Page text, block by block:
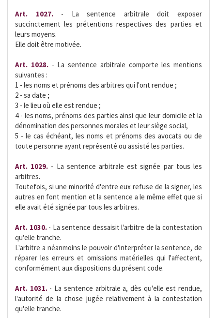
Art. 1027.- La sentence arbitrale doit exposer
succinctement les prétentions respectives des parties et
leurs moyens.
Elle doit être motivée.
Art. 1028. - La sentence arbitrale comporte les mentions
suivantes :
1 - les noms et prénoms des arbitres qui l'ont rendue ;
2 - sa date ;
3 - le lieu où elle est rendue ;
4 - les noms, prénoms des parties ainsi que leur domicile et la
dénomination des personnes morales et leur siège social,
5 - le cas échéant, les noms et prénoms des avocats ou de
toute personne ayant représenté ou assisté les parties.
Art. 1029. - La sentence arbitrale est signée par tous les
arbitres.
Toutefois, si une minorité d'entre eux refuse de la signer, les
autres en font mention et la sentence a le même effet que si
elle avait été signée par tous les arbitres.
Art. 1030. - La sentence dessaisit l'arbitre de la contestation
qu'elle tranche.
L'arbitre a néanmoins le pouvoir d'interpréter la sentence, de
réparer les erreurs et omissions matérielles qui l'affectent,
conformément aux dispositions du présent code.
Art. 1031.- La sentence arbitrale a, dès qu'elle est rendue,
l'autorité de la chose jugée relativement à la contestation
qu'elle tranche.